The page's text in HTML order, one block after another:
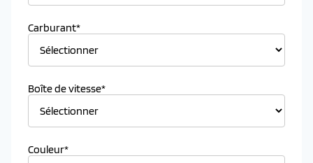
Carburant*
Boîte de vitesse*
Couleur*